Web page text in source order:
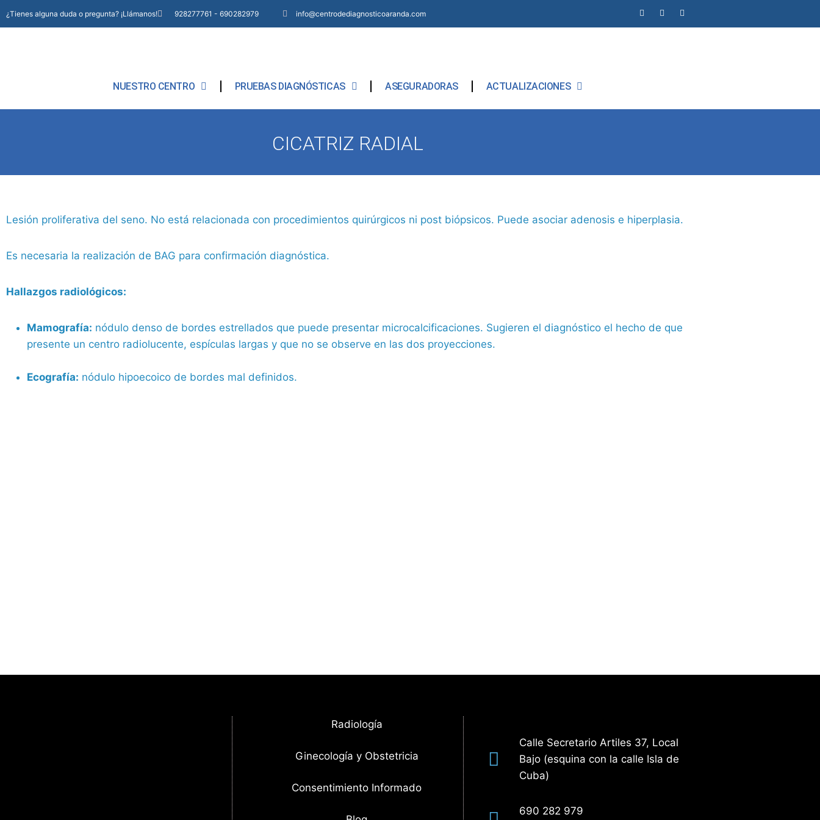
¿Tienes alguna duda o pregunta? ¡Llámanos! 928277761 - 690282979 info@centrodediagnosticoaranda.com
NUESTRO CENTRO PRUEBAS DIAGNÓSTICAS ASEGURADORAS ACTUALIZACIONES
CICATRIZ RADIAL
Lesión proliferativa del seno. No está relacionada con procedimientos quirúrgicos ni post biópsicos. Puede asociar adenosis e hiperplasia.
Es necesaria la realización de BAG para confirmación diagnóstica.
Hallazgos radiológicos:
Mamografía: nódulo denso de bordes estrellados que puede presentar microcalcificaciones. Sugieren el diagnóstico el hecho de que
presente un centro radiolucente, espículas largas y que no se observe en las dos proyecciones.
Ecografía: nódulo hipoecoico de bordes mal definidos.
Radiología
Ginecología y Obstetricia
Consentimiento Informado
Calle Secretario Artiles 37, Local
Bajo (esquina con la calle Isla de
Cuba)
690 282 979